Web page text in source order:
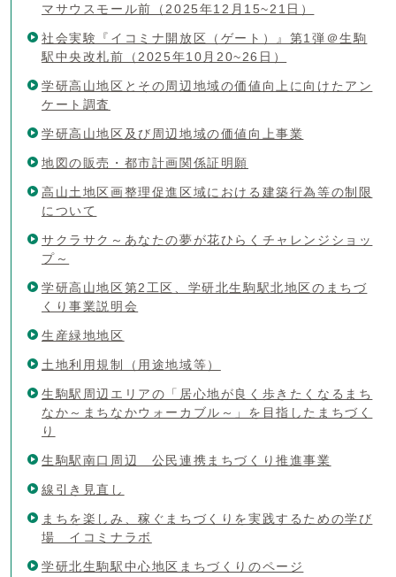
マサウスモール前（2025年12月15~21日）
社会実験『イコミナ開放区（ゲート）』第1弾＠生駒
駅中央改札前（2025年10月20~26日）
学研高山地区とその周辺地域の価値向上に向けたアン
ケート調査
学研高山地区及び周辺地域の価値向上事業
地図の販売・都市計画関係証明願
高山土地区画整理促進区域における建築行為等の制限
について
サクラサク～あなたの夢が花ひらくチャレンジショッ
プ～
学研高山地区第2工区、学研北生駒駅北地区のまちづ
くり事業説明会
生産緑地地区
土地利用規制（用途地域等）
生駒駅周辺エリアの「居心地が良く歩きたくなるまち
なか～まちなかウォーカブル～」を目指したまちづく
り
生駒駅南口周辺 公民連携まちづくり推進事業
線引き見直し
まちを楽しみ、稼ぐまちづくりを実践するための学び
場 イコミナラボ
学研北生駒駅中心地区まちづくりのページ